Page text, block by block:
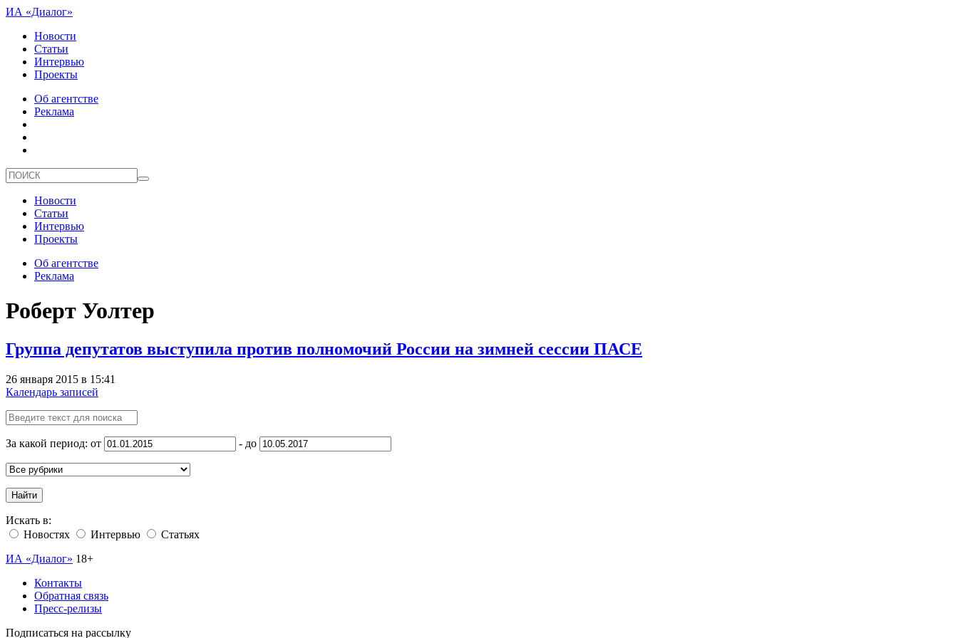
ИА «Диалог»
Новости
Статьи
Интервью
Проекты
Об агентстве
Реклама
Новости
Статьи
Интервью
Проекты
Об агентстве
Реклама
Роберт Уолтер
Группа депутатов выступила против полномочий России на зимней сессии ПАСЕ
26 января 2015 в 15:41
Календарь записей
За какой период: от - до
Найти
Искать в:
Новостях
Интервью
Статьях
ИА «Диалог» 18+
Контакты
Обратная связь
Пресс-релизы
Подписаться на рассылку